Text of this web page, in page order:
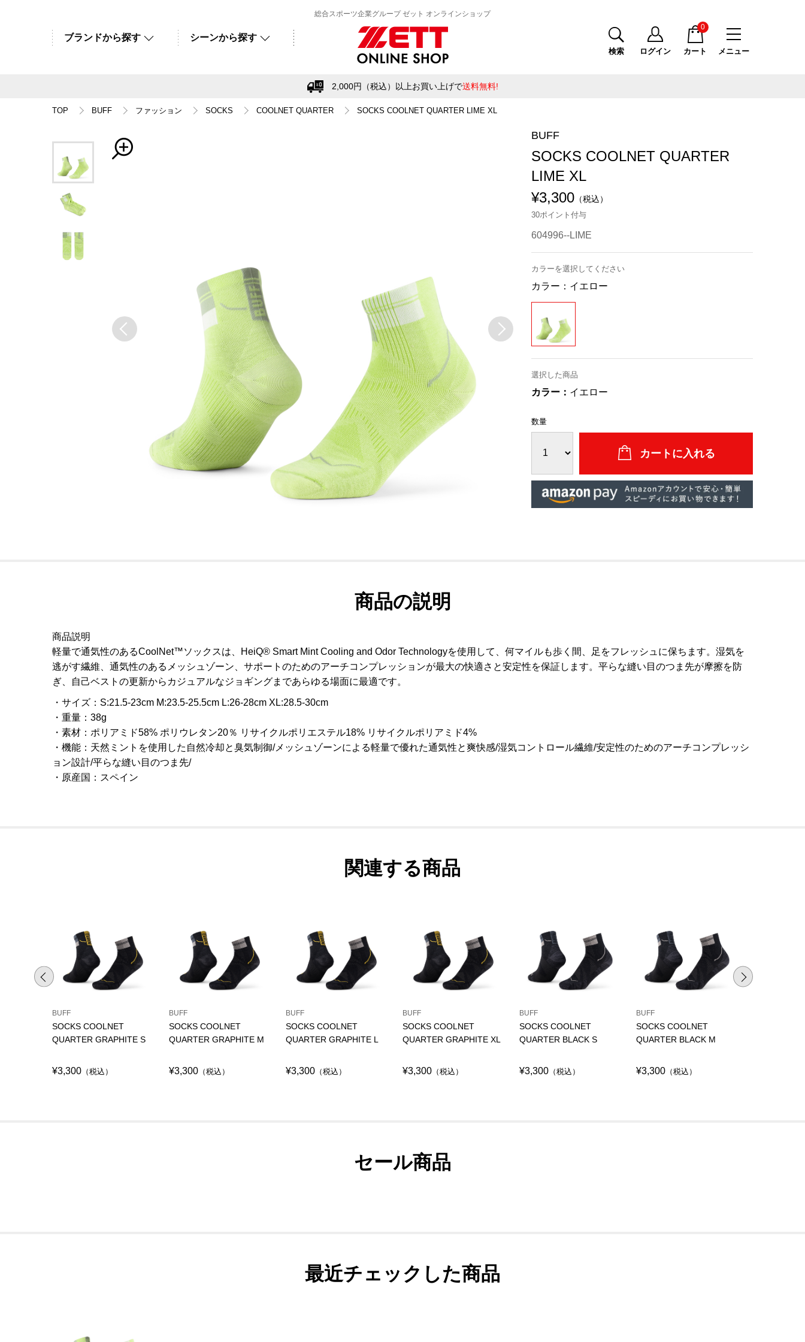
総合スポーツ企業グループ ゼット オンラインショップ
ブランドから探す シーンから探す
メニュー
検索 ログイン カート
0
2,000円（税込）以上お買い上げで送料無料!
TOP BUFF ファッション SOCKS COOLNET QUARTER SOCKS COOLNET QUARTER LIME XL
BUFF
SOCKS COOLNET QUARTER
LIME XL
¥3,300 （税込）
30ポイント付与
604996--LIME
カラーを選択してください
カラー： イエロー
選択した商品
カラー： イエロー
数量
商品の説明
商品説明
軽量で通気性のあるCoolNet™ソックスは、HeiQ® Smart Mint Cooling and Odor Technologyを使用して、何マイルも歩く間、足をフレッシュに保ちます。湿気を
逃がす繊維、通気性のあるメッシュゾーン、サポートのためのアーチコンプレッションが最大の快適さと安定性を保証します。平らな縫い目のつま先が摩擦を防
ぎ、自己ベストの更新からカジュアルなジョギングまであらゆる場面に最適です。
サイズ ： S:21.5-23cm M:23.5-25.5cm L:26-28cm XL:28.5-30cm
重量 ： 38g
素材 ： ポリアミド58% ポリウレタン20％ リサイクルポリエステル18% リサイクルポリアミド4%
機能 ： 天然ミントを使用した自然冷却と臭気制御/メッシュゾーンによる軽量で優れた通気性と爽快感/湿気コントロール繊維/安定性のためのアーチコンプレッシ
ョン設計/平らな縫い目のつま先/
原産国 ： スペイン
関連する商品
BUFF
SOCKS COOLNET
QUARTER GRAPHITE S
¥3,300 （税込）
BUFF
SOCKS COOLNET
QUARTER GRAPHITE M
¥3,300 （税込）
BUFF
SOCKS COOLNET
QUARTER GRAPHITE L
¥3,300 （税込）
BUFF
SOCKS COOLNET
QUARTER GRAPHITE XL
¥3,300 （税込）
BUFF
SOCKS COOLNET
QUARTER BLACK S
¥3,300 （税込）
BUFF
SOCKS COOLNET
QUARTER BLACK M
¥3,300 （税込）
セール商品
最近チェックした商品